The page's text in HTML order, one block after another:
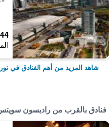
شاهد المزيد من أهم الفنادق في
فنادق بالقرب من راديسون